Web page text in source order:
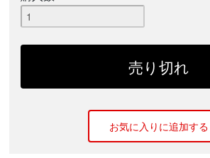
お気に入りに追加する